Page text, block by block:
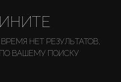
НЕТ РЕЗУЛЬТАТОВ,
ВАШЕМУ ПОИСКУ